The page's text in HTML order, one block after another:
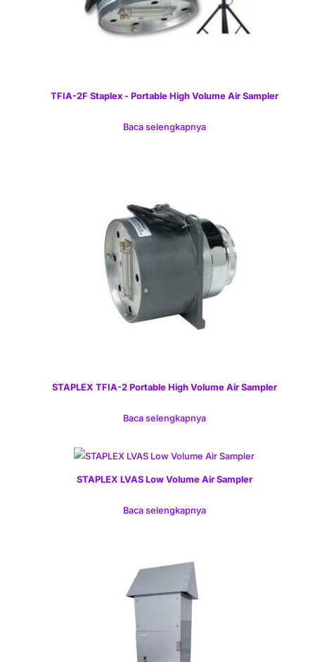
TFIA-2F Staplex - Portable High Volume Air Sampler
Baca selengkapnya
STAPLEX TFIA-2 Portable High Volume Air Sampler
Baca selengkapnya
STAPLEX LVAS Low Volume Air Sampler
Baca selengkapnya